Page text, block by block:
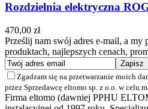
Rozdzielnia elektryczna
470,00 zł
Prześlij nam swój adres e-mail, a
produktach, najlepszych cenach,
Zgadzam się na przetwarzanie moich
przez Sprzedawcę eltomo sp. z o.o. w celu
Firma eltomo (dawniej PPHU